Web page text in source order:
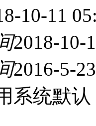
10-11
2018-10-
2016-5-
系统默认